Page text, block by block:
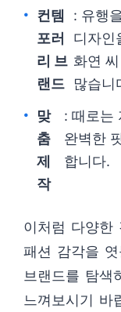
컨템
포러
리 브
랜드
: 유행
디자인
화연
많습니
맞
춤
제
작
: 때로는
완벽한
합니다.
이처럼 다양한
패션 감각을
브랜드를 탐색
느껴보시기 바